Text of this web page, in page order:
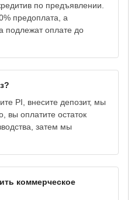
по предъявлении.
предоплата, а
подлежат оплате до
PI, внесите депозит, мы
вы оплатите остаток
затем мы
коммерческое